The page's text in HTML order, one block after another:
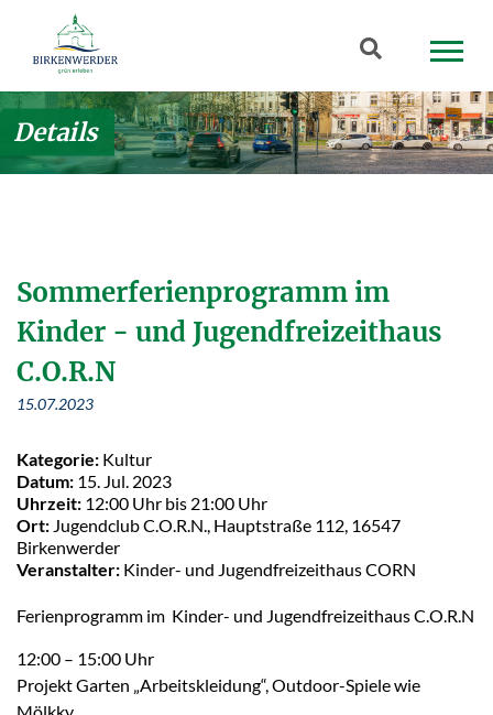
Zum Hauptinhalt springen
Suchbegriff
Details
Sommerferienprogramm im
Kinder - und Jugendfreizeithaus
C.O.R.N
15.07.2023
Kategorie: Kultur
Datum: 15. Jul. 2023
Uhrzeit: 12:00 Uhr bis 21:00 Uhr
Ort: Jugendclub C.O.R.N., Hauptstraße 112, 16547
Birkenwerder
Veranstalter: Kinder- und Jugendfreizeithaus CORN
Ferienprogramm im Kinder- und Jugendfreizeithaus C.O.R.N
12:00 – 15:00 Uhr
Projekt Garten „Arbeitskleidung“, Outdoor-Spiele wie
Mölkky